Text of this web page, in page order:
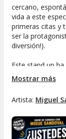
cercano,
vida a este
primeras citas y
ser la
diversión!).
Este stand up
Santiago, y
público en el
Providencia.
Stand
Mostrar más
Artista: Miguel